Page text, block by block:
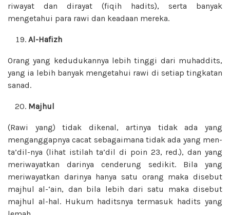
riwayat dan dirayat (fiqih hadits), serta banyak
mengetahui para rawi dan keadaan mereka.
Al-Hafizh
Orang yang kedudukannya lebih tinggi dari muhaddits,
yang ia lebih banyak mengetahui rawi di setiap tingkatan
sanad.
Majhul
(Rawi yang) tidak dikenal, artinya tidak ada yang
menganggapnya cacat sebagaimana tidak ada yang men-
ta’dil-nya (lihat istilah ta’dil di poin 23, red.), dan yang
meriwayatkan darinya cenderung sedikit. Bila yang
meriwayatkan darinya hanya satu orang maka disebut
majhul al-‘ain, dan bila lebih dari satu maka disebut
majhul al-hal. Hukum haditsnya termasuk hadits yang